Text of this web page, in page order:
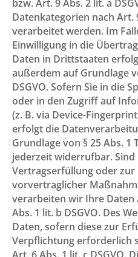
bzw. Art. 9 Abs. 2 lit. a
Datenkategorien nach Art.
verarbeitet werden. Im
Einwilligung in die
Daten in Drittstaaten
außerdem auf Grundlage
DSGVO. Sofern Sie in die
oder in den Zugriff auf
(z. B. via Device-
erfolgt die
Grundlage von § 25 Abs. 1
jederzeit widerrufbar.
Vertragserfüllung oder
vorvertraglicher
verarbeiten wir Ihre Daten
Abs. 1 lit. b DSGVO. Des
Daten, sofern diese zur
Verpflichtung erforderlich